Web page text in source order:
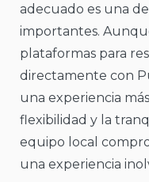
adecuado es una
importantes.
plataformas para
directamente con
una experiencia
flexibilidad y la
equipo local
una experiencia